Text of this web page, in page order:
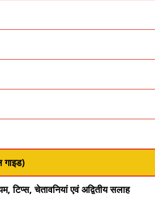
गाइड)
टिप्स, चेतावनियां एवं अद्वितीय सलाह